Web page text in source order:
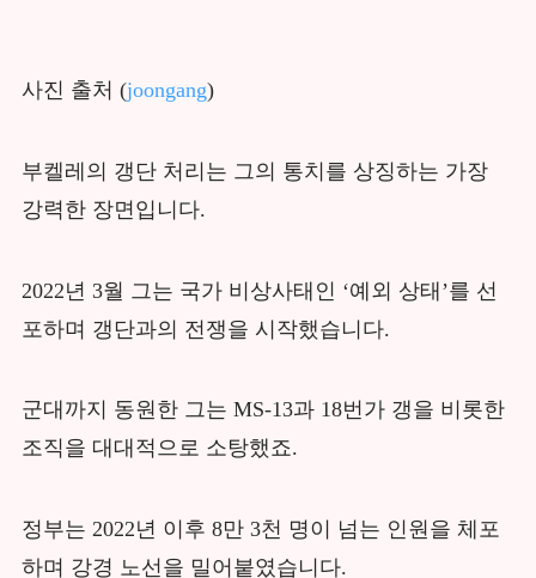
사진 출처 (joongang)
부켈레의 갱단 처리는 그의 통치를 상징하는 가장
강력한 장면입니다.
2022년 3월 그는 국가 비상사태인 ‘예외 상태’를 선
포하며 갱단과의 전쟁을 시작했습니다.
군대까지 동원한 그는 MS-13과 18번가 갱을 비롯한
조직을 대대적으로 소탕했죠.
정부는 2022년 이후 8만 3천 명이 넘는 인원을 체포
하며 강경 노선을 밀어붙였습니다.